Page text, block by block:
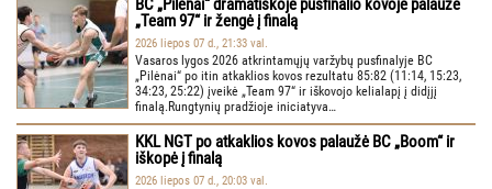
BC „Pilėnai“ dramatiškoje pusfinalio kovoje palaužė
„Team 97“ ir žengė į finalą
2026 liepos 07 d., 21:33 val.
Vasaros lygos 2026 atkrintamųjų varžybų pusfinalyje BC
„Pilėnai“ po itin atkaklios kovos rezultatu 85:82 (11:14, 15:23,
34:23, 25:22) įveikė „Team 97“ ir iškovojo kelialapį į didįjį
finalą.Rungtynių pradžioje iniciatyva…
KKL NGT po atkaklios kovos palaužė BC „Boom“ ir
iškopė į finalą
2026 liepos 07 d., 20:03 val.